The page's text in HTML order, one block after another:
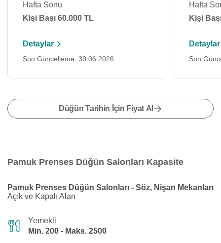
Hafta Sonu
Kişi Başı 60.000 TL
Detaylar
Son Güncelleme: 30.06.2026
Hafta
Kişi
Detaylar
Son
Düğün Tarihin İçin Fiyat Al
Pamuk Prenses Düğün Salonları Kapasite
Pamuk Prenses Düğün Salonları - Söz, Nişan Mekanları
Açık ve Kapalı Alan
Yemekli
Min. 200 - Maks. 2500